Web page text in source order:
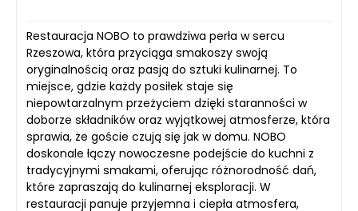
Restauracja NOBO to prawdziwa perła w sercu
Rzeszowa, która przyciąga smakoszy swoją
oryginalnością oraz pasją do sztuki kulinarnej. To
miejsce, gdzie każdy posiłek staje się
niepowtarzalnym przeżyciem dzięki staranności w
doborze składników oraz wyjątkowej atmosferze, która
sprawia, że goście czują się jak w domu. NOBO
doskonale łączy nowoczesne podejście do kuchni z
tradycyjnymi smakami, oferując różnorodność dań,
które zapraszają do kulinarnej eksploracji. W
restauracji panuje przyjemna i ciepła atmosfera,